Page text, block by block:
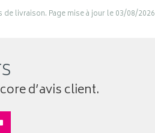
livraison. Page mise à jour le 03/08/2026
d’avis client.